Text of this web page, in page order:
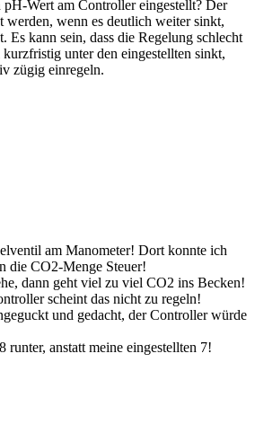
Wert am Controller eingestellt? Der
werden, wenn es deutlich weiter sinkt,
Es kann sein, dass die Regelung schlecht
unter den eingestellten sinkt,
zügig einregeln.
am Manometer! Dort konnte ich
die CO2-Menge Steuer!
dann geht viel zu viel CO2 ins Becken!
scheint das nicht zu regeln!
und gedacht, der Controller würde
anstatt meine eingestellten 7!